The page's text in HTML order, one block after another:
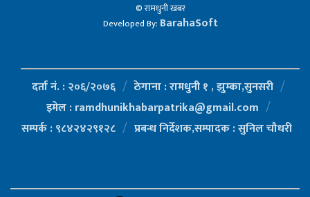
© रामधुनी खबर
Developed By: BarahaSoft
दर्ता नं. : २०६/२०७६
ठेगाना : रामधुनी १ , झुम्का,सुनसरी
इमेल : ramdhunikhabarpatrika@gmail.com
सम्पर्क : ९८४२४२९१२८
प्रबन्ध निर्देशक,सम्पादक : सुनिल चौधरी